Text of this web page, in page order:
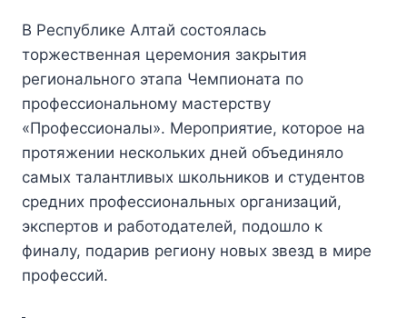
В Республике Алтай состоялась
торжественная церемония закрытия
регионального этапа Чемпионата по
профессиональному мастерству
«Профессионалы». Мероприятие, которое на
протяжении нескольких дней объединяло
самых талантливых школьников и студентов
средних профессиональных организаций,
экспертов и работодателей, подошло к
финалу, подарив региону новых звезд в мире
профессий.